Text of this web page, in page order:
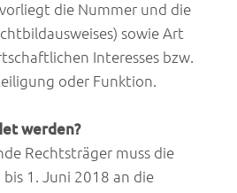
die Nummer und die
sowie Art
Interesses bzw.
oder Funktion.
werden?
Rechtsträger muss die
1. Juni 2018 an die